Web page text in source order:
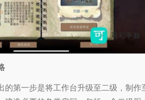
的第一步是将工作台升级至二级，制作